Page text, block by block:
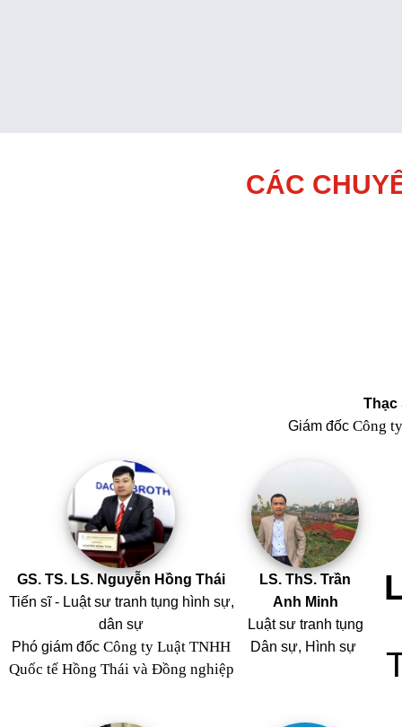
CÁC
Thạc
Giám đốc Công
GS. TS. LS. Nguyễn Hồng Thái
Tiến sĩ - Luật sư tranh tụng hình sự,
dân sự
Phó giám đốc Công ty Luật TNHH
Quốc tế Hồng Thái và Đồng nghiệp
LS. ThS. Trần
Anh Minh
Luật sư tranh tụng
Dân sự, Hình sự